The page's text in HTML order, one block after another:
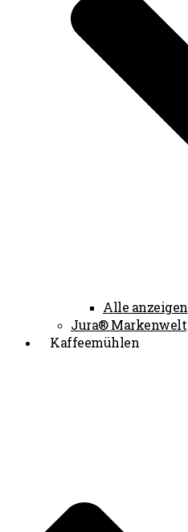
Alle anzeigen
Jura® Markenwelt
Kaffeemühlen